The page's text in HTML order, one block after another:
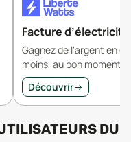
Facture d’électricité
Gagnez de l'argent en
moins, au bon moment.
Découvrir→
DU